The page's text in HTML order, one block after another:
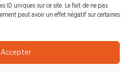
ID uniques sur ce site. Le fait de ne pas
peut avoir un effet négatif sur certaines
Accepter
L'UFFA
de Presse